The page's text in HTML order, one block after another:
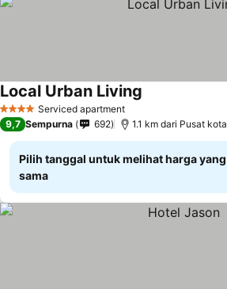
4 BintangServiced apartment
Local Urban Living
9,7 Sempurna 692 1.1 km dari Pusat kota
Pilih tanggal untuk melihat harga yang
sama